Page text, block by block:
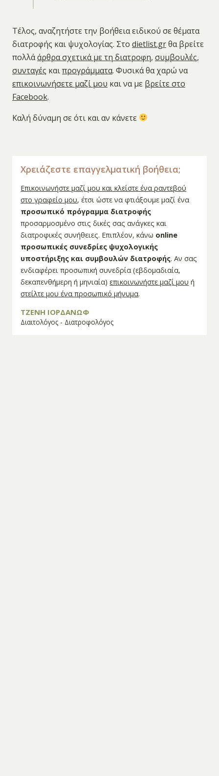
Τέλος, αναζητήστε την βοήθεια ειδικού σε θέματα
διατροφής και ψυχολογίας. Στο dietlist.grθα βρείτε
πολλάάρθρα σχετικά με τη διατροφη, συμβουλές,
συνταγές καιπρογράμματα. Φυσικά θα χαρώ να
επικοινωνήσετε μαζί μου και να με βρείτε στο
Facebook.
Καλή δύναμη σε ότι και αν κάνετε
Χρειάζεστε επαγγελματική βοήθεια;
Επικοινωνήστε μαζί μου και κλείστε ένα ραντεβού
στο γραφείο μου, έτσι ώστε να φτιάξουμε μαζί ένα
προσωπικό πρόγραμμα διατροφής
προσαρμοσμένο στις δικές σας ανάγκες και
διατροφικές συνήθειες. Επιπλέον, κάνω online
προσωπικές συνεδρίες ψυχολογικής
υποστήριξης και συμβουλών διατροφής. Αν σας
ενδιαφέρει προσωπική συνεδρία (εβδομαδιαία,
δεκαπενθήμερη ή μηνιαία)επικοινωνήστε μαζί μου ή
στείλτε μου ένα προσωπικό μήνυμα.
ΤΖΕΝΗ ΙΟΡΔΑΝΩΦ
Διαιτολόγος - Διατροφολόγος